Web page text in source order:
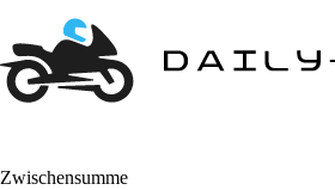
Zwischensumme